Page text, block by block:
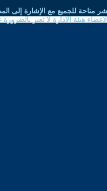
متاحة للجميع مع الإشارة إلى
هيئة الادارة لا تعبر